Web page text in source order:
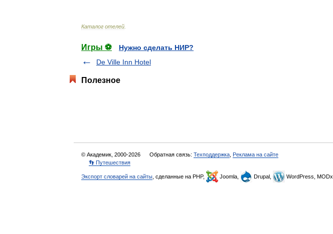
Каталог отелей
Игры ⚽
Нужно сделать НИР?
De Ville Inn Hotel
Полезное
© Академик, 2000-2026 Обратная связь: Техподдержка Реклама на сайте
👣 Путешествия
Экспорт словарей на сайты , сделанные на PHP, Joomla, Drupal, WordPress, MODx.